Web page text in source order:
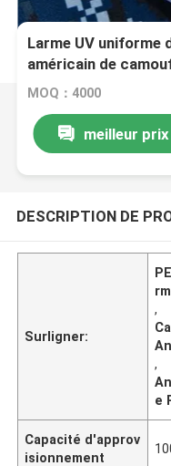
Larme UV uniforme
américain de
anti résistante
MOQ：4000
meilleur prix
DESCRIPTION DE
Surligner:
,
,
e
Capacité d'approv
isionnement